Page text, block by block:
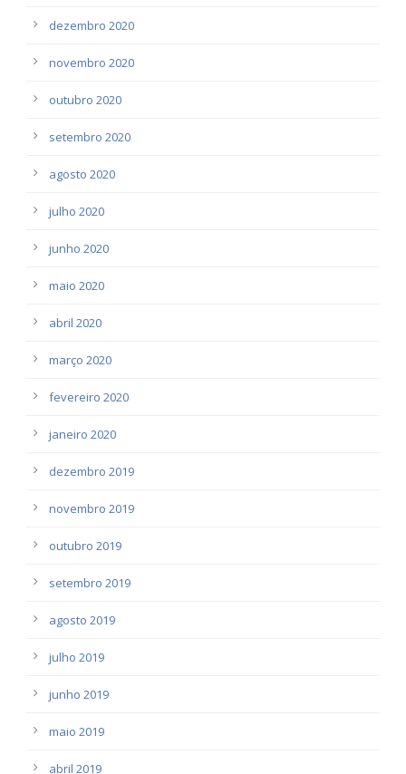
dezembro 2020
novembro 2020
outubro 2020
setembro 2020
agosto 2020
julho 2020
junho 2020
maio 2020
abril 2020
março 2020
fevereiro 2020
janeiro 2020
dezembro 2019
novembro 2019
outubro 2019
setembro 2019
agosto 2019
julho 2019
junho 2019
maio 2019
abril 2019